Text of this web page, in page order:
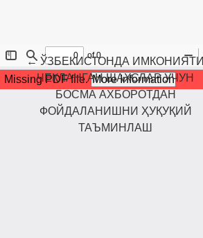
←Maqola tafsilotlariga qaytish
ЎЗБЕКИСТОНДА ИМКОНИЯТИ
ЧЕКЛАНГАН ШАХСЛАР УЧУН
БОСМА АХБОРОТДАН
ФОЙДАЛАНИШНИ ҲУҚУҚИЙ
ТАЪМИНЛАШ